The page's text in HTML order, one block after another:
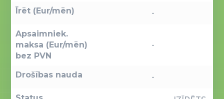
Īrēt (Eur/mēn) -
Apsaimniek.
maksa (Eur/mēn)
bez PVN
-
Drošības nauda -